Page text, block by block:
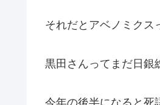
それだとアベノミクス
黒田さんってまだ日銀